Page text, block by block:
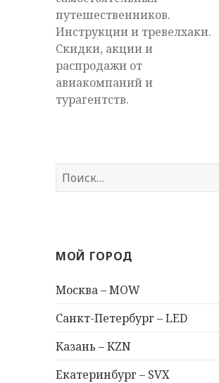
путешественников.
Инструкции и тревелхаки.
Скидки, акции и
распродажи от
авиакомпаний и
турагентств.
Найти:
МОЙ ГОРОД
Москва – MOW
Санкт-Петербург – LED
Казань – KZN
Екатеринбург – SVX